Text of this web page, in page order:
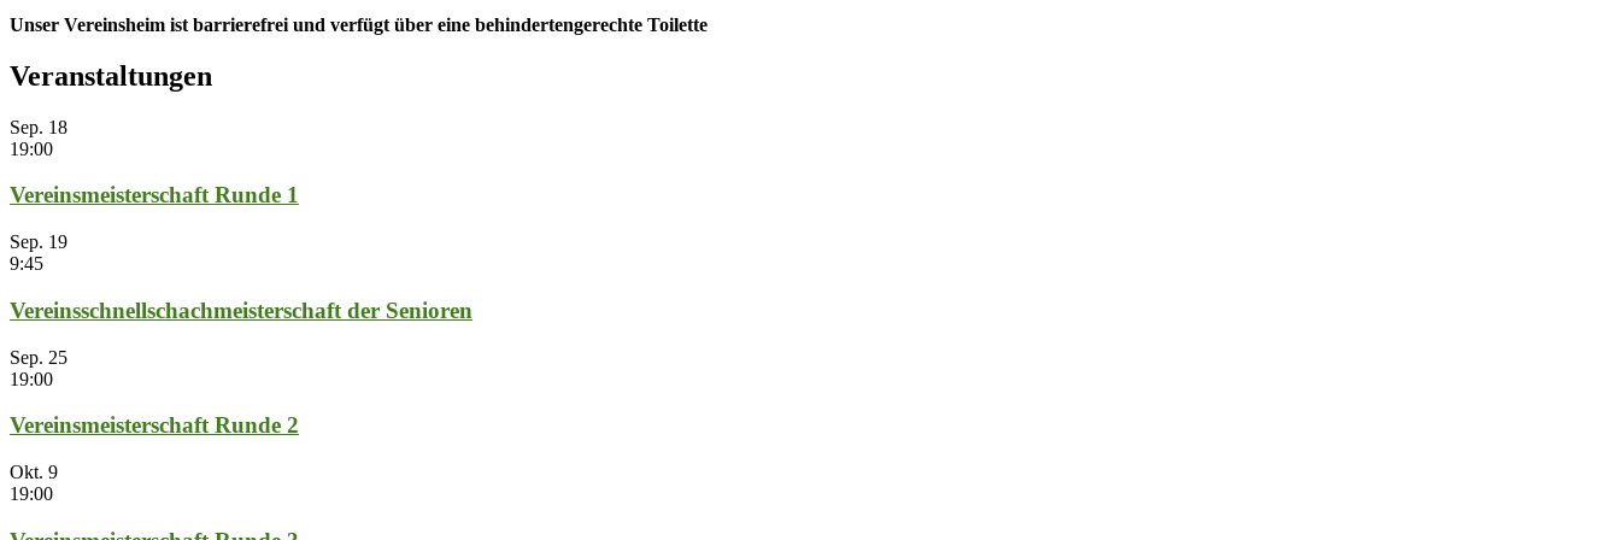
Unser Vereinsheim ist barrierefrei und verfügt über eine behindertengerechte Toilette
Veranstaltungen
Sep. 18
19:00
Vereinsmeisterschaft Runde 1
Sep. 19
9:45
Vereinsschnellschachmeisterschaft der Senioren
Sep. 25
19:00
Vereinsmeisterschaft Runde 2
Okt. 9
19:00